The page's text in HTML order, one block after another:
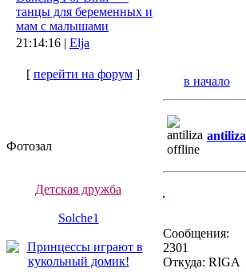
танцы для беременных и
мам с малышами
21:14:16 | Elja
[ перейти на форум]
Фотозал
Детская дружба
Solche1
в начало
antiliza
Сообщения:
2301
Откуда: RIGA